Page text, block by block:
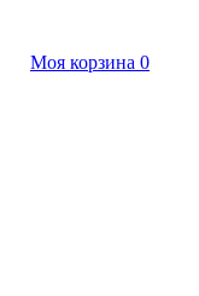
Моя корзина 0